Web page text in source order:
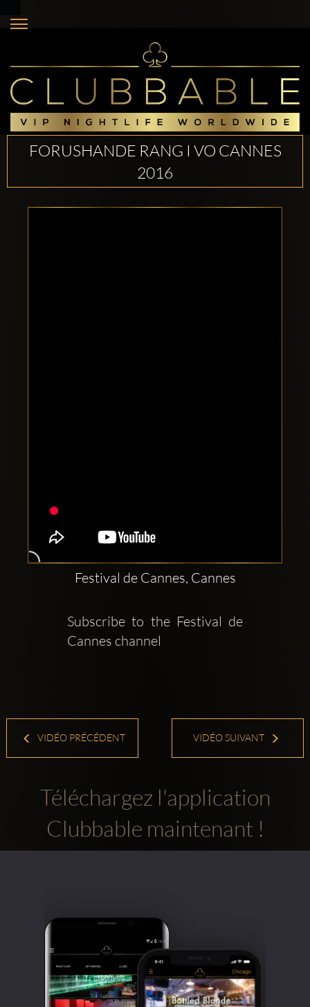
Clubbable:
FORUSHANDE RANG I VO CANNES
2016
Festival de Cannes, Cannes
Subscribe to the Festival de
Cannes channel
VIDÉO PRÉCÉDENT VIDÉO SUIVANT
Téléchargez l'application
Clubbable maintenant !